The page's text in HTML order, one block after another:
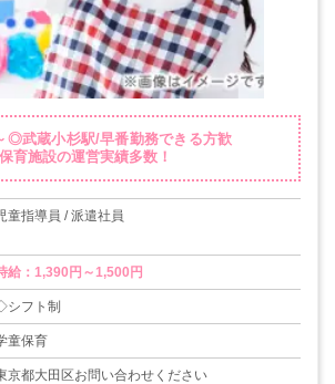
◎武蔵小杉駅/早番勤務できる方歓
育施設の運営実績多数！
童指導員 / 派遣社員
給：1,390円～1,500円
フト制
童保育
京都大田区お問い合わせください